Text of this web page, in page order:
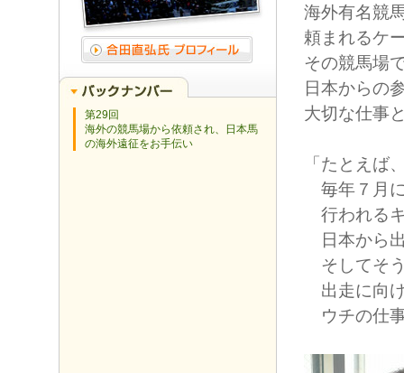
海外有名競
頼まれるケ
その競馬場
日本からの
大切な仕事
「たとえば
毎年７月
行われる
日本から
そしてそ
出走に向
ウチの仕
第29回
海外の競馬場から依頼され、日本馬
の海外遠征をお手伝い